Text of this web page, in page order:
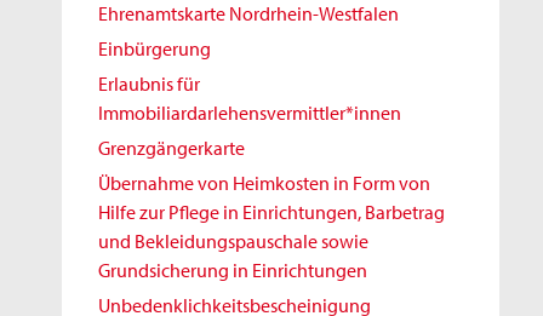
Ehrenamtskarte Nordrhein-Westfalen
Einbürgerung
Erlaubnis für
Immobiliardarlehensvermittler*innen
Grenzgängerkarte
Übernahme von Heimkosten in Form von
Hilfe zur Pflege in Einrichtungen, Barbetrag
und Bekleidungspauschale sowie
Grundsicherung in Einrichtungen
Unbedenklichkeitsbescheinigung